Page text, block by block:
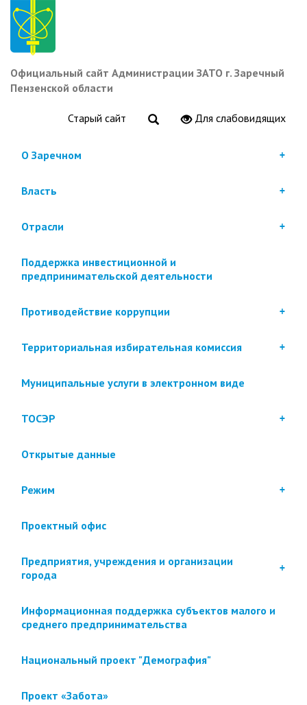
Перейти
основному
содержанию
Официальный сайт Администрации ЗАТО г. Заречный
Пензенской области
Старый сайт Для слабовидящих
О Заречном
Власть
Отрасли
Поддержка инвестиционной и
предпринимательской деятельности
Противодействие коррупции
Территориальная избирательная комиссия
Муниципальные услуги в электронном виде
ТОСЭР
Открытые данные
Режим
Проектный офис
Предприятия, учреждения и организации
города
Информационная поддержка субъектов малого и
среднего предпринимательства
Национальный проект "Демография"
Проект «Забота»